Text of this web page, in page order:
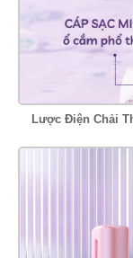
Lược Điện Chải